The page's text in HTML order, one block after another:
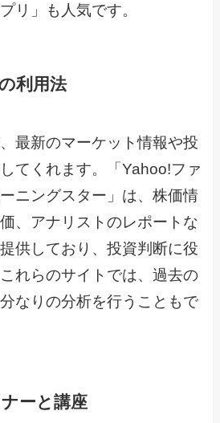
リ」も人気です。
利用法
最新のマーケット情報や投
てくれます。「Yahoo!ファ
ニングスター」は、株価情
、アナリストのレポートな
供しており、投資判断に役
れらのサイトでは、過去の
なりの分析を行うこともで
ーと講座